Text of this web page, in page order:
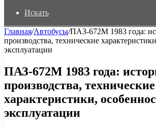
Искать
Главная/Автобусы/ПАЗ-672М 1983 года:
производства, технические
эксплуатации
ПАЗ-672М 1983 года:
производства, технические
характеристики,
эксплуатации